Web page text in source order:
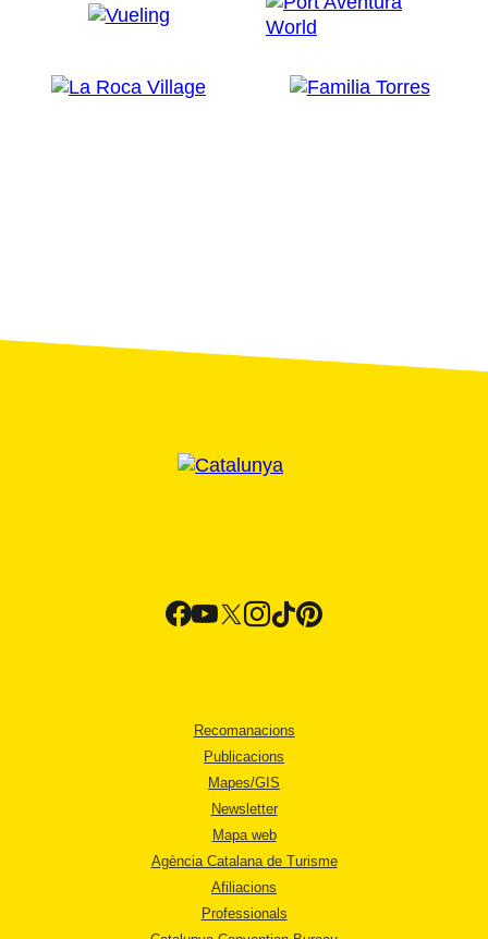
Recomanacions
Publicacions
Mapes/GIS
Newsletter
Mapa web
Agència Catalana de Turisme
Afiliacions
Professionals